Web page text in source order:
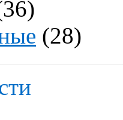
(28)